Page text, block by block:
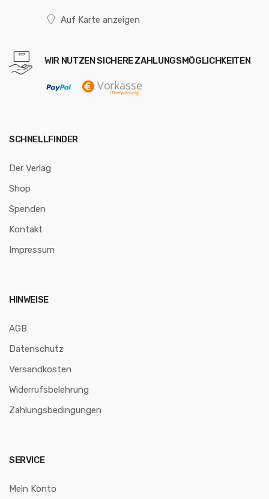
Auf Karte anzeigen
WIR NUTZEN SICHERE ZAHLUNGSMÖGLICHKEITEN
SCHNELLFINDER
Der Verlag
Shop
Spenden
Kontakt
Impressum
HINWEISE
AGB
Datenschutz
Versandkosten
Widerrufsbelehrung
Zahlungsbedingungen
SERVICE
Mein Konto